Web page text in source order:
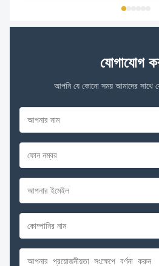
যোগাযোগ
আপনি যে কোনো সময় আমাদের সাথে